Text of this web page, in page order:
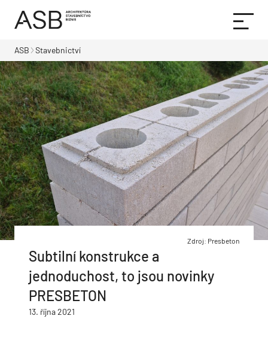
ASB Stavebnictví
Zdroj: Presbeton
Subtilní konstrukce a
jednoduchost, to jsou novinky
PRESBETON
13. října 2021